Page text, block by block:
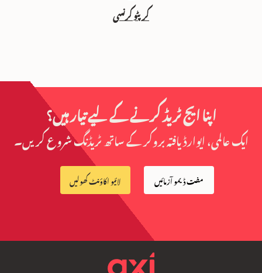
کرپٹو کرنسی
اپنا ایج ٹریڈ کرنے کے لیے تیار ہیں؟
ایک عالمی، ایوارڈ یافتہ بروکر کے ساتھ ٹریڈنگ شروع کریں۔
مفت ڈیمو آزمائیں لائیو اکاؤنٹ کھولیں